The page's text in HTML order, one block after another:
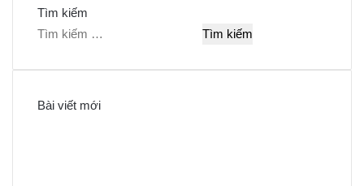
Tìm kiếm
T
Bài viết mới